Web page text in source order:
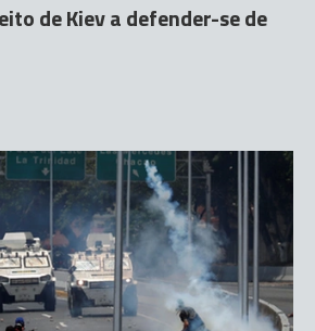
de Kiev a defender-se de